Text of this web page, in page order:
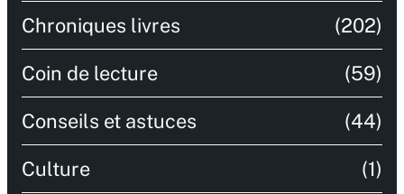
Chroniques livres (202)
Coin de lecture (59)
Conseils et astuces (44)
Culture (1)